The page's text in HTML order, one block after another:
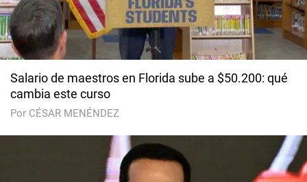
Salario de maestros en Florida sube a $50.200: qué
cambia este curso
Por CÉSAR MENÉNDEZ